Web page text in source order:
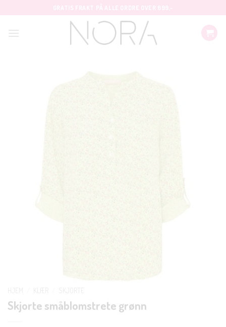
Skjorte småblomstrete grønn